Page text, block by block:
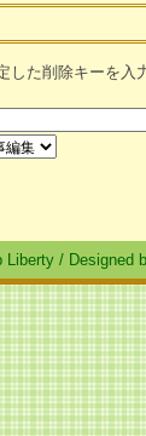
した削除キーを入
Liberty / Designed